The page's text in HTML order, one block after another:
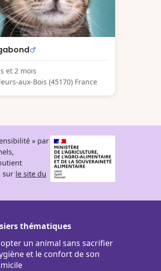
et 2 mois
aux-Bois (45170) France
» par
sur le site du
thématiques
un animal sans sacrifier
et le confort de son